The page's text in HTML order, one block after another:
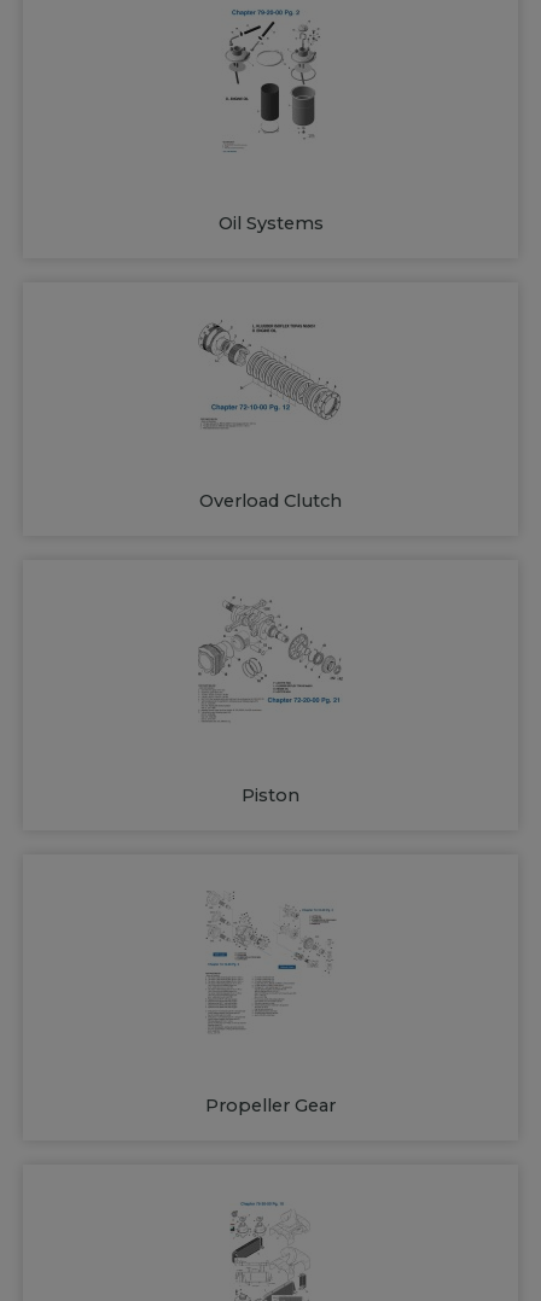
Oil Systems
Overload Clutch
Piston
Propeller Gear